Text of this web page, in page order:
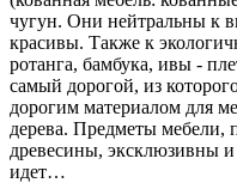
чугун. Они нейтральны к
красивы. Также к
ротанга, бамбука, ивы -
самый дорогой, из
дорогим материалом для
дерева. Предметы
древесины, эксклюзивны и
идет…